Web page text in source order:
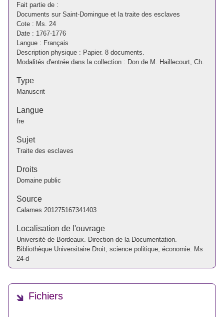
Fait partie de :
Documents sur Saint-Domingue et la traite des esclaves
Cote : Ms. 24
Date : 1767-1776
Langue : Français
Description physique : Papier. 8 documents.
Modalités d'entrée dans la collection : Don de M. Haillecourt, Ch.
Type
Manuscrit
Langue
fre
Sujet
Traite des esclaves
Droits
Domaine public
Source
Calames 201275167341403
Localisation de l'ouvrage
Université de Bordeaux. Direction de la Documentation.
Bibliothèque Universitaire Droit, science politique, économie. Ms
24-d
Fichiers